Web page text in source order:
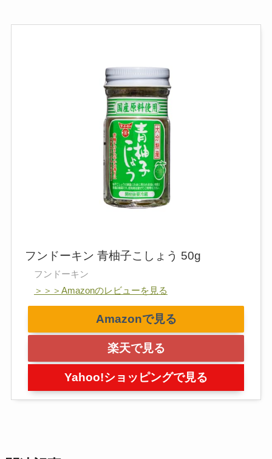
フンドーキン 青柚子こしょう 50g
フンドーキン
＞＞＞Amazonのレビューを見る
Amazonで見る
楽天で見る
Yahoo!ショッピングで見る